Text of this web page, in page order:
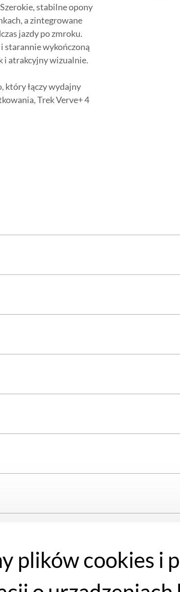
stabilne opony
a zintegrowane
jazdy po zmroku.
starannie wykończoną
i atrakcyjny wizualnie.
który łączy wydajny
Trek Verve+ 4
plików cookies i